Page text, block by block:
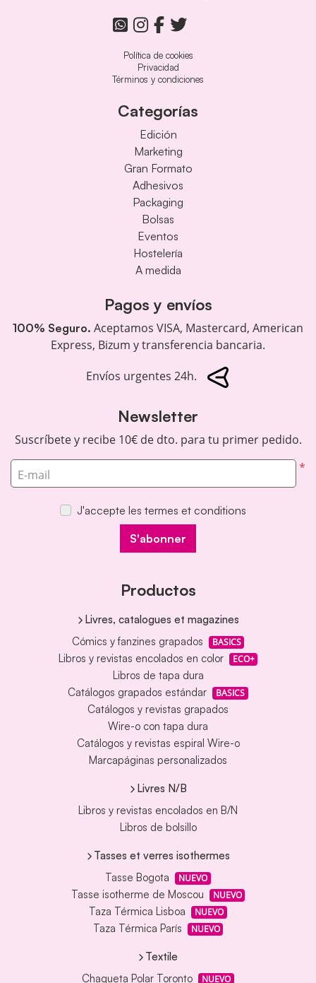
Política de cookies
Privacidad
Términos y condiciones
Categorías
Edición
Marketing
Gran Formato
Adhesivos
Packaging
Bolsas
Eventos
Hostelería
A medida
Pagos y envíos
100% Seguro. Aceptamos VISA, Mastercard, American
Express, Bizum y transferencia bancaria.
Envíos urgentes 24h.
Newsletter
Suscríbete y recibe 10€ de dto. para tu primer pedido.
*
E-mail
J'accepte les termes et conditions
S'abonner
Productos
Livres, catalogues et magazines
Cómics y fanzines grapados
BASICS
Libros y revistas encolados en color ECO+
Libros de tapa dura
Catálogos grapados estándar
BASICS
Catálogos y revistas grapados
Wire-o con tapa dura
Catálogos y revistas espiral Wire-o
Marcapáginas personalizados
Livres N/B
Libros y revistas encolados en B/N
Libros de bolsillo
Tasses et verres isothermes
Tasse Bogota
NUEVO
Tasse isotherme de Moscou NUEVO
Taza Térmica Lisboa NUEVO
Taza Térmica París NUEVO
Textile
Chaqueta Polar Toronto
NUEVO